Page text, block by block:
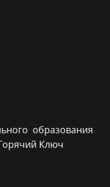
образования
Ключ